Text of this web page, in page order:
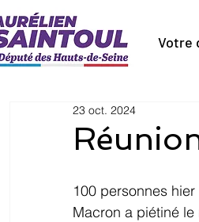
Votre
23 oct. 2024
100 personnes
Macron a piétiné le